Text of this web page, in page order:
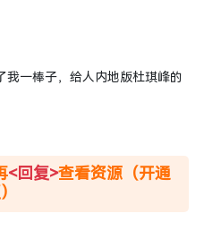
我一棒子，给人内地版杜琪峰的
<回复>查看资源（开通